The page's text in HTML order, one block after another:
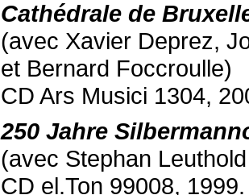
Cathédrale de
(avec Xavier Deprez,
et Bernard Foccroulle)
CD Ars Musici 1304,
250 Jahre
(avec Stephan
CD el.Ton 99008, 1999.